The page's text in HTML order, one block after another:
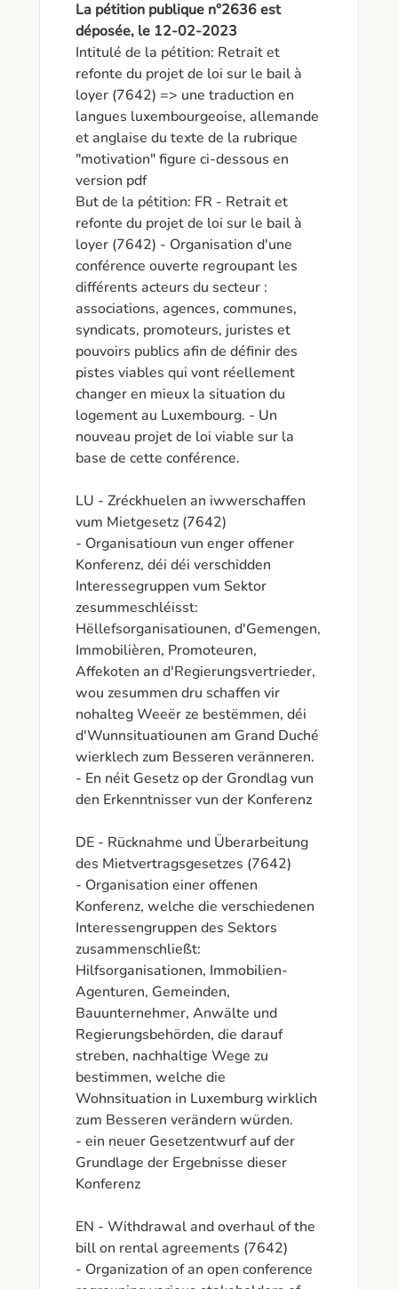
La pétition publique n°2636 est
déposée, le 12-02-2023
Intitulé de la pétition: Retrait et
refonte du projet de loi sur le bail à
loyer (7642) => une traduction en
langues luxembourgeoise, allemande
et anglaise du texte de la rubrique
"motivation" figure ci-dessous en
version pdf
But de la pétition: FR - Retrait et
refonte du projet de loi sur le bail à
loyer (7642) - Organisation d'une
conférence ouverte regroupant les
différents acteurs du secteur :
associations, agences, communes,
syndicats, promoteurs, juristes et
pouvoirs publics afin de définir des
pistes viables qui vont réellement
changer en mieux la situation du
logement au Luxembourg. - Un
nouveau projet de loi viable sur la
base de cette conférence.
LU - Zréckhuelen an iwwerschaffen
vum Mietgesetz (7642)
- Organisatioun vun enger offener
Konferenz, déi déi verschidden
Interessegruppen vum Sektor
zesummeschléisst:
Hëllefsorganisatiounen, d'Gemengen,
Immobilièren, Promoteuren,
Affekoten an d'Regierungsvertrieder,
wou zesummen dru schaffen vir
nohalteg Weeër ze bestëmmen, déi
d'Wunnsituatiounen am Grand Duché
wierklech zum Besseren veränneren.
- En néit Gesetz op der Grondlag vun
den Erkenntnisser vun der Konferenz
DE - Rücknahme und Überarbeitung
des Mietvertragsgesetzes (7642)
- Organisation einer offenen
Konferenz, welche die verschiedenen
Interessengruppen des Sektors
zusammenschließt:
Hilfsorganisationen, Immobilien-
Agenturen, Gemeinden,
Bauunternehmer, Anwälte und
Regierungsbehörden, die darauf
streben, nachhaltige Wege zu
bestimmen, welche die
Wohnsituation in Luxemburg wirklich
zum Besseren verändern würden.
- ein neuer Gesetzentwurf auf der
Grundlage der Ergebnisse dieser
Konferenz
EN - Withdrawal and overhaul of the
bill on rental agreements (7642)
- Organization of an open conference